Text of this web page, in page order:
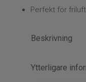
Perfekt för
Beskrivning
Heat it –
Ytterligare